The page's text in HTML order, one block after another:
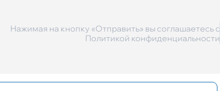
Нажимая на кнопку «Отправить» вы соглашаетесь с
Политикой конфиденциальности